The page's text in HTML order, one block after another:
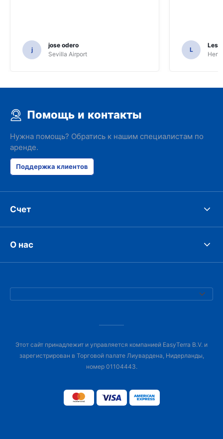
j
jose odero
Sevilla Airport
L
Les
Помощь и контакты
Нужна помощь? Обратись к нашим специалистам по
аренде.
Поддержка клиентов
Счет
О нас
Этот сайт принадлежит и управляется компанией EasyTerra B.V. и
зарегистрирован в Торговой палате Лиувардена, Нидерланды,
номер 01104443.